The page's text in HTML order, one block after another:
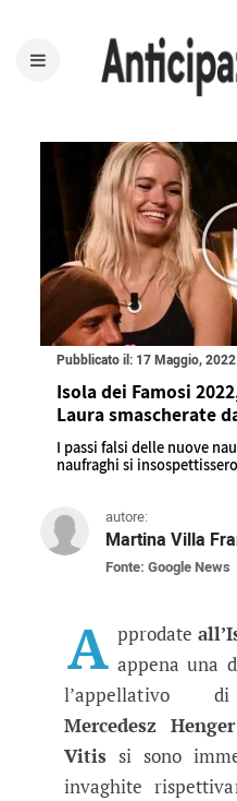
Pubblicato il: 17 Maggio, 2022
Isola dei Famosi
Laura smascherate
I passi falsi delle nuove
naufraghi si
autore:
Martina Villa
Fonte: Google News
Isola dei
A pprodate
appena una
l’appellativo di
Mercedesz Henger
Vitis si sono
invaghite